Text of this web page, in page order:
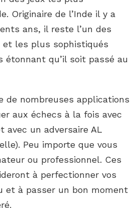
Originaire de l’Inde il y a
ans, il reste l’un des
et les plus sophistiqués
étonnant qu’il soit passé au
de nombreuses applications
aux échecs à la fois avec
avec un adversaire AL
Peu importe que vous
ou professionnel. Ces
à perfectionner vos
et à passer un bon moment